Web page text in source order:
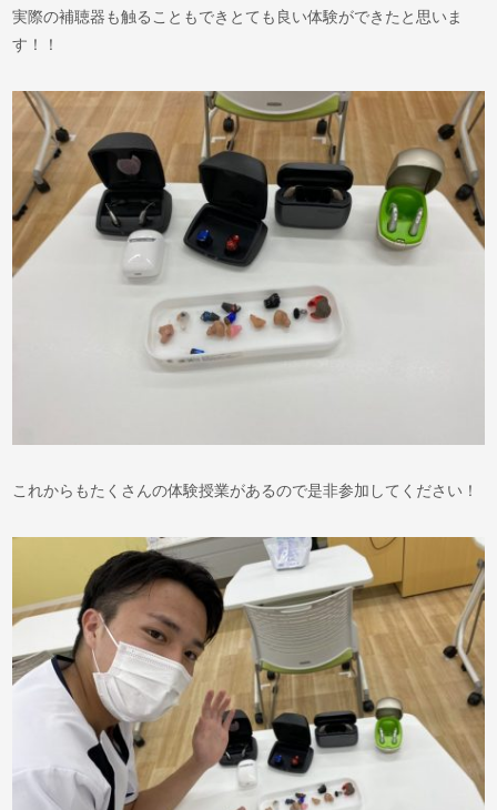
実際の補聴器も触ることもできとても良い体験ができたと思いま
す！！
これからもたくさんの体験授業があるので是非参加してください！